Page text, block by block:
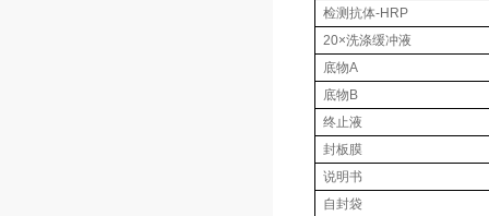
检测抗体-HRP
20×洗涤缓冲液
底物A
底物B
终止液
封板膜
说明书
自封袋